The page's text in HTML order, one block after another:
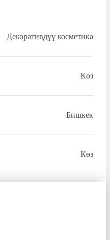
Декоративдүү косметика
Көз
Бишкек
Көз